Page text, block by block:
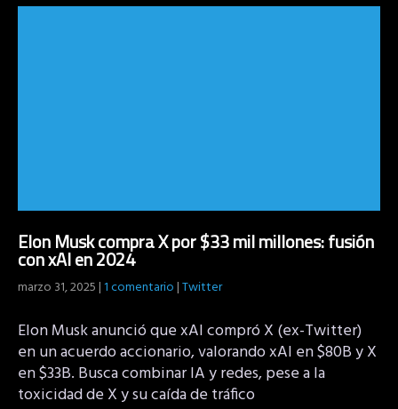
Elon Musk compra X por $33 mil millones: fusión
con xAI en 2024
marzo 31, 2025|1 comentario|Twitter
Elon Musk anunció que xAI compró X (ex-Twitter)
en un acuerdo accionario, valorando xAI en $80B y X
en $33B. Busca combinar IA y redes, pese a la
toxicidad de X y su caída de tráfico